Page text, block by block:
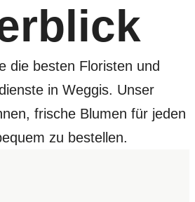
die besten Floristen und
in Weggis. Unser
frische Blumen für jeden
zu bestellen.